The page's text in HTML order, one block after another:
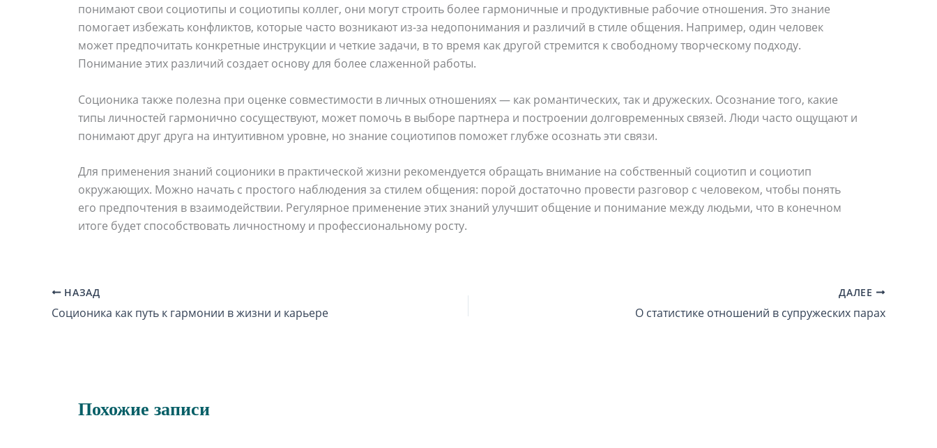
понимают свои социотипы и социотипы коллег, они могут строить более гармоничные и продуктивные рабочие отношения. Это знание
помогает избежать конфликтов, которые часто возникают из-за недопонимания и различий в стиле общения. Например, один человек
может предпочитать конкретные инструкции и четкие задачи, в то время как другой стремится к свободному творческому подходу.
Понимание этих различий создает основу для более слаженной работы.
Соционика также полезна при оценке совместимости в личных отношениях — как романтических, так и дружеских. Осознание того, какие
типы личностей гармонично сосуществуют, может помочь в выборе партнера и построении долговременных связей. Люди часто ощущают и
понимают друг друга на интуитивном уровне, но знание социотипов поможет глубже осознать эти связи.
Для применения знаний соционики в практической жизни рекомендуется обращать внимание на собственный социотип и социотип
окружающих. Можно начать с простого наблюдения за стилем общения: порой достаточно провести разговор с человеком, чтобы понять
его предпочтения в взаимодействии. Регулярное применение этих знаний улучшит общение и понимание между людьми, что в конечном
итоге будет способствовать личностному и профессиональному росту.
НАЗАД
Соционика как путь к гармонии в жизни и карьере
ДАЛЕЕ
О статистике отношений в супружеских парах
Похожие записи